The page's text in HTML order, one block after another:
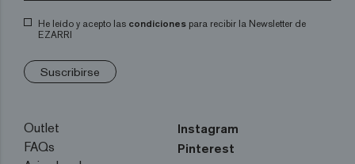
He leído y acepto las condiciones para recibir la Newsletter de
EZARRI
Suscribirse
Outlet
FAQs
Instagram
Pinterest